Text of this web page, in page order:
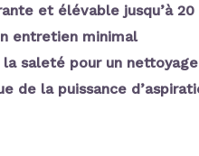
et élévable jusqu’à 20
entretien minimal
saleté pour un
de la puissance